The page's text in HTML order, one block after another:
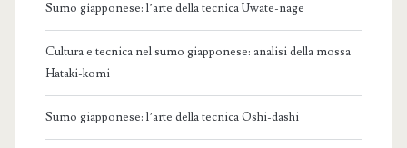
Sumo giapponese: l’arte della tecnica Uwate-nage
Cultura e tecnica nel sumo giapponese: analisi della mossa
Hataki-komi
Sumo giapponese: l’arte della tecnica Oshi-dashi